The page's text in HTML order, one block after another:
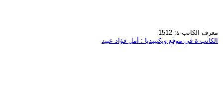
معرف الكاتب-ة: 1512
الكاتب-ة في موقع ويكيبيديا : أمل فؤاد عبيد